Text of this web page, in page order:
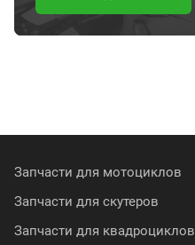
Запчасти для мотоциклов
Запчасти для скутеров
Запчасти для квадроциклов